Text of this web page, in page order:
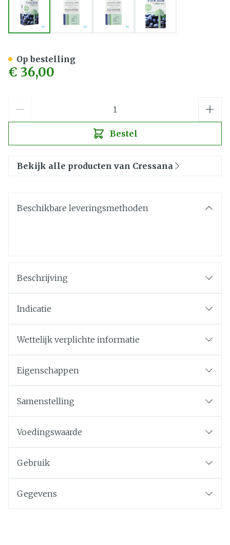
€ 36,00
Bestel
Op bestelling
Bekijk alle producten van Cressana
Beschikbare leveringsmethoden
Beschrijving
Indicatie
Wettelijk verplichte informatie
Eigenschappen
Samenstelling
Voedingswaarde
Gevriesdroogde wilde
Gebruik
Gegevens